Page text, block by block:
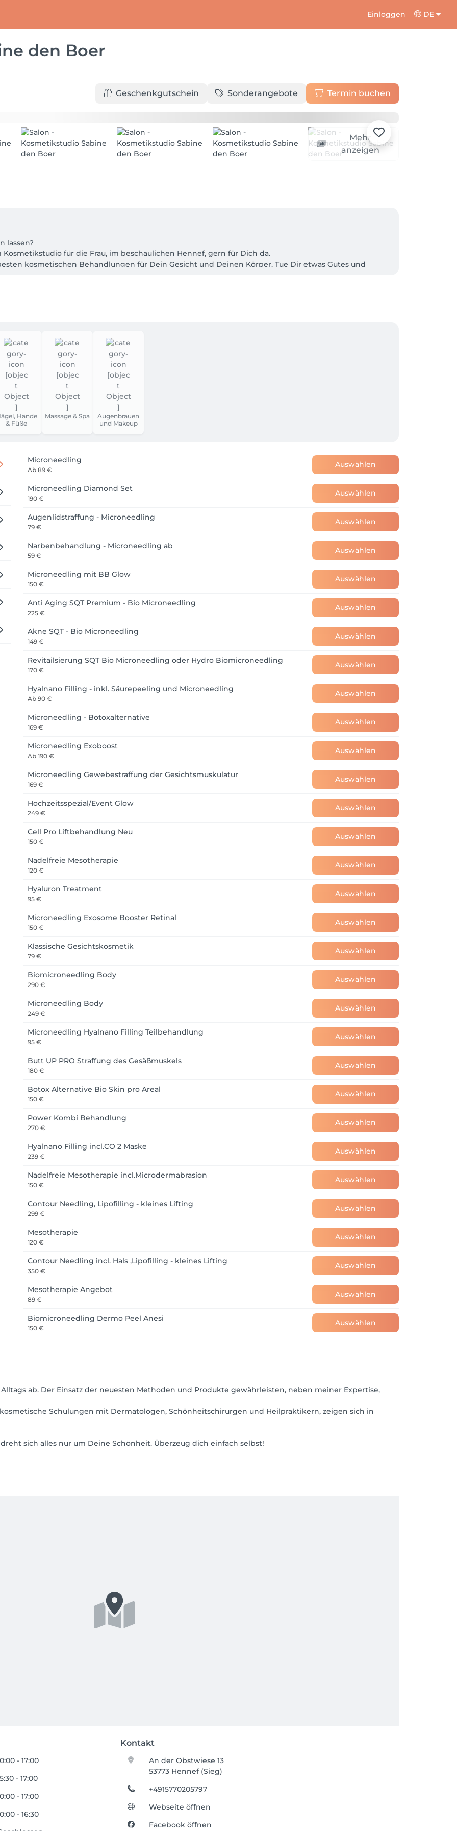
Einloggen DE
den Boer
Geschenkgutschein Sonderangebote Termin buchen
Mehr
anzeigen
lassen?
für die Frau, im beschaulichen Hennef, gern für Dich da.
kosmetischen Behandlungen für Dein Gesicht und Deinen Körper. Tue Dir etwas Gutes und
Hände
& Füße
Massage & Spa
Augenbrauen
und Makeup
Microneedling
Ab 89 €
Auswählen
Microneedling Diamond Set
190 €
Auswählen
Augenlidstraffung - Microneedling
79 €
Auswählen
Narbenbehandlung - Microneedling ab
59 €
Auswählen
Microneedling mit BB Glow
150 €
Auswählen
Anti Aging SQT Premium - Bio Microneedling
225 €
Auswählen
Akne SQT - Bio Microneedling
149 €
Auswählen
Revitailsierung SQT Bio Microneedling oder Hydro Biomicroneedling
170 €
Auswählen
Hyalnano Filling - inkl. Säurepeeling und Microneedling
Ab 90 €
Auswählen
Microneedling - Botoxalternative
169 €
Auswählen
Microneedling Exoboost
Ab 190 €
Auswählen
Microneedling Gewebestraffung der Gesichtsmuskulatur
169 €
Auswählen
Hochzeitsspezial/Event Glow
249 €
Auswählen
Cell Pro Liftbehandlung Neu
150 €
Auswählen
Nadelfreie Mesotherapie
120 €
Auswählen
Hyaluron Treatment
95 €
Auswählen
Microneedling Exosome Booster Retinal
150 €
Auswählen
Klassische Gesichtskosmetik
79 €
Auswählen
Biomicroneedling Body
290 €
Auswählen
Microneedling Body
249 €
Auswählen
Microneedling Hyalnano Filling Teilbehandlung
95 €
Auswählen
Butt UP PRO Straffung des Gesäßmuskels
180 €
Auswählen
Botox Alternative Bio Skin pro Areal
150 €
Auswählen
Power Kombi Behandlung
270 €
Auswählen
Hyalnano Filling incl.CO 2 Maske
239 €
Auswählen
Nadelfreie Mesotherapie incl.Microdermabrasion
150 €
Auswählen
Contour Needling, Lipofilling - kleines Lifting
299 €
Auswählen
Mesotherapie
120 €
Auswählen
Contour Needling incl. Hals ,Lipofilling - kleines Lifting
350 €
Auswählen
Mesotherapie Angebot
89 €
Auswählen
Biomicroneedling Dermo Peel Anesi
150 €
Auswählen
ab. Der Einsatz der neuesten Methoden und Produkte gewährleisten, neben meiner Expertise,
Schulungen mit Dermatologen, Schönheitschirurgen und Heilpraktikern, zeigen sich in
sich alles nur um Deine Schönheit. Überzeug dich einfach selbst!
Kontakt
- 17:00
- 17:00
- 17:00
- 16:30
An der Obstwiese 13
53773 Hennef (Sieg)
+4915770205797
Webseite öffnen
Facebook öffnen